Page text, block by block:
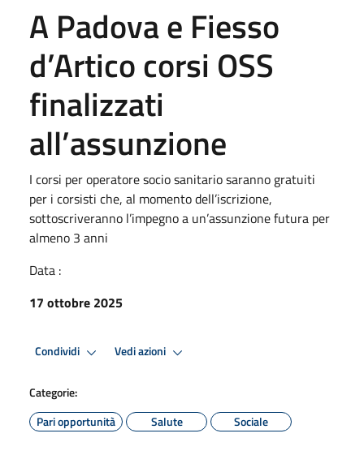
A Padova e Fiesso
d’Artico corsi OSS
finalizzati
all’assunzione
I corsi per operatore socio sanitario saranno gratuiti
per i corsisti che, al momento dell’iscrizione,
sottoscriveranno l’impegno a un’assunzione futura per
almeno 3 anni
Data :
17 ottobre 2025
Condividi Vedi azioni
Categorie:
Pari opportunità
Salute Sociale